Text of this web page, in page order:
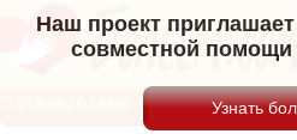
Наш проект
совместной помощи